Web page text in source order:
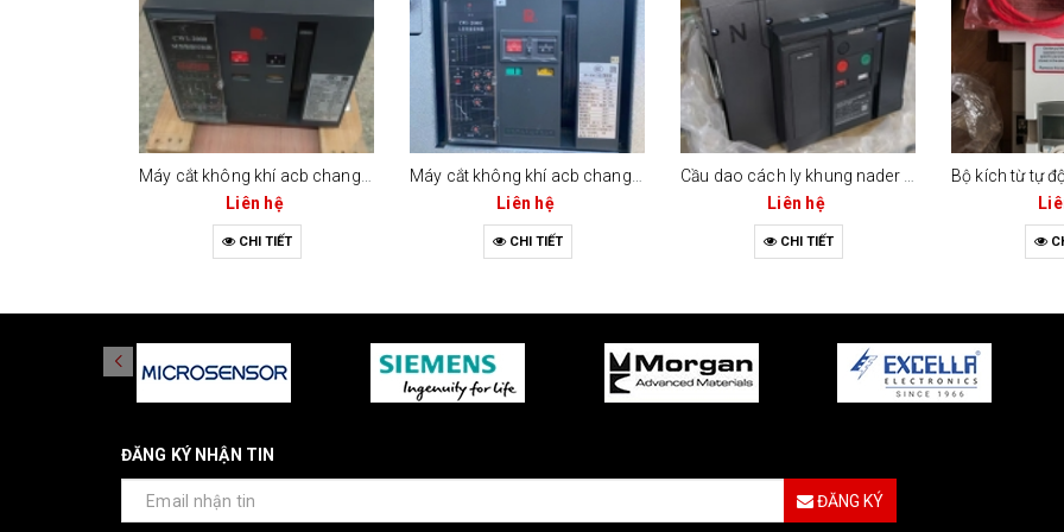
Máy cắt không khí acb changrong cw1-2000 (bộ điều khiển m-type)
Liên hệ
CHI TIẾT
Máy cắt không khí acb changrong cw1-2000c (2000a - 3 cực / 4 cực)
Liên hệ
CHI TIẾT
Cầu dao cách ly khung nader ndw2gz-2000 (2000a / 4 cực)
Liên hệ
CHI TIẾT
ĐĂNG KÝ NHẬN TIN
ĐĂNG KÝ